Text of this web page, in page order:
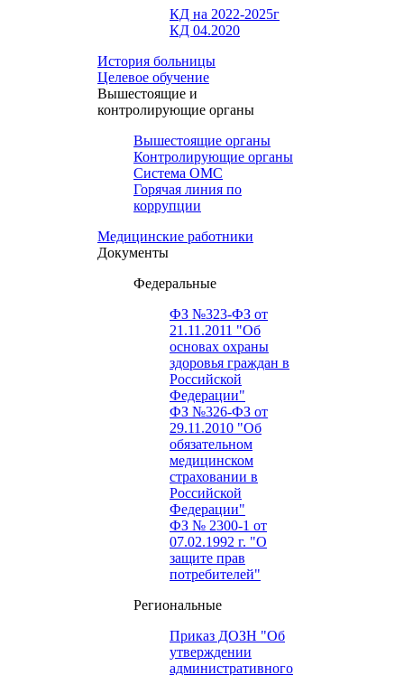
КД на 2022-2025г
КД 04.2020
История больницы
Целевое обучение
Вышестоящие и
контролирующие органы
Вышестоящие органы
Контролирующие органы
Система ОМС
Горячая линия по
коррупции
Медицинские работники
Документы
Федеральные
ФЗ №323-ФЗ от
21.11.2011 "Об
основах охраны
здоровья граждан в
Российской
Федерации"
ФЗ №326-ФЗ от
29.11.2010 "Об
обязательном
медицинском
страховании в
Российской
Федерации"
ФЗ № 2300-1 от
07.02.1992 г. "О
защите прав
потребителей"
Региональные
Приказ ДОЗН "Об
утверждении
административного